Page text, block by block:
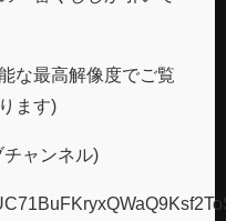
な最高解像度でご覧
ます)
ャンネル)